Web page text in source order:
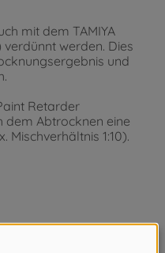
mit dem TAMIYA
werden. Dies
und
Retarder
dem Abtrocknen eine
1:10).